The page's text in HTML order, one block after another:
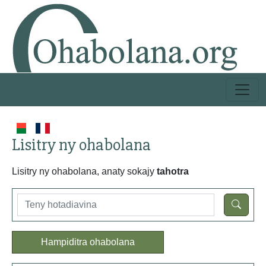
Lisitry ny ohabolana
Lisitry ny ohabolana, anaty sokajy tahotra
Hampiditra ohabolana